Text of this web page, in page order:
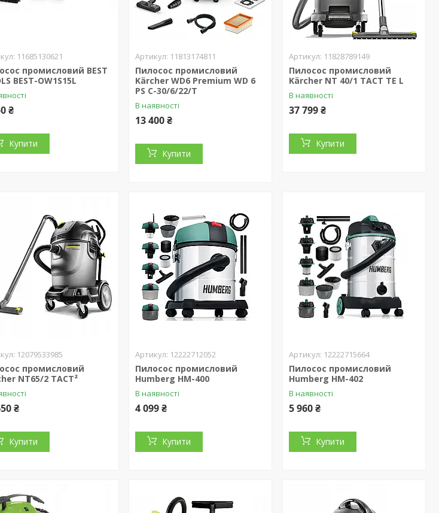
11685130621
промисловий BEST
BEST-OW1S15L
₴
Купити
11813174811
Пилосос промисловий
Kärcher WD6 Premium WD 6
PS C-30/6/22/T
В наявності
13 400 ₴
Купити
11828789149
Пилосос промисловий
Kärcher NT 40/1 TACT TE L
В наявності
37 799 ₴
Купити
12079533985
промисловий
NT65/2 TACT²
₴
Купити
12222712052
Пилосос промисловий
Humberg HM-400
В наявності
4 099 ₴
Купити
12222715664
Пилосос промисловий
Humberg HM-402
В наявності
5 960 ₴
Купити